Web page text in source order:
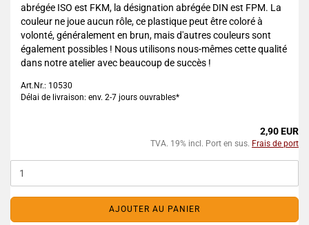
abrégée ISO est FKM, la désignation abrégée DIN est FPM. La
couleur ne joue aucun rôle, ce plastique peut être coloré à
volonté, généralement en brun, mais d'autres couleurs sont
également possibles ! Nous utilisons nous-mêmes cette qualité
dans notre atelier avec beaucoup de succès !
Art.Nr.: 10530
Délai de livraison: env. 2-7 jours ouvrables*
2,90 EUR
TVA. 19% incl. Port en sus. Frais de port
AJOUTER AU PANIER